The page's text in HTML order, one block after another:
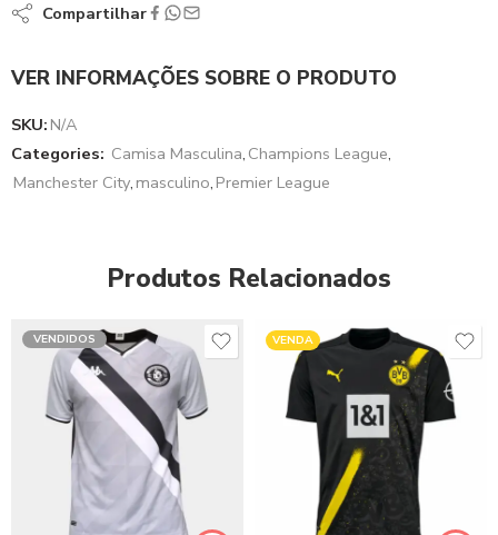
Compartilhar
VER INFORMAÇÕES SOBRE O PRODUTO
SKU: N/A
Categories: Camisa Masculina, Champions League,
Manchester City, masculino, Premier League
Produtos Relacionados
VENDIDOS VENDA